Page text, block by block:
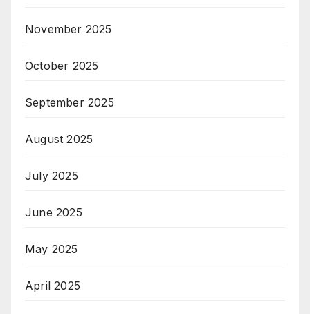
November 2025
October 2025
September 2025
August 2025
July 2025
June 2025
May 2025
April 2025